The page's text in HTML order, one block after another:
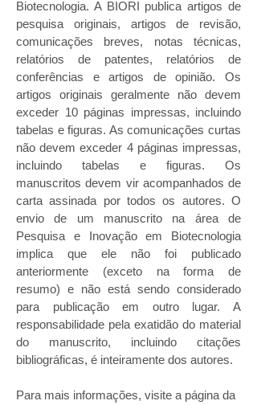
Biotecnologia. A BIORI publica artigos de
pesquisa originais, artigos de revisão,
comunicações breves, notas técnicas,
relatórios de patentes, relatórios de
conferências e artigos de opinião. Os
artigos originais geralmente não devem
exceder 10 páginas impressas, incluindo
tabelas e figuras. As comunicações curtas
não devem exceder 4 páginas impressas,
incluindo tabelas e figuras. Os
manuscritos devem vir acompanhados de
carta assinada por todos os autores. O
envio de um manuscrito na área de
Pesquisa e Inovação em Biotecnologia
implica que ele não foi publicado
anteriormente (exceto na forma de
resumo) e não está sendo considerado
para publicação em outro lugar. A
responsabilidade pela exatidão do material
do manuscrito, incluindo citações
bibliográficas, é inteiramente dos autores.
Para mais informações, visite a página da